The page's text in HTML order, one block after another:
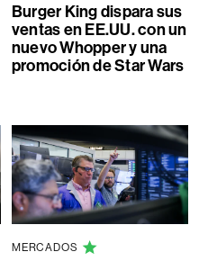
Burger King dispara sus
ventas en EE.UU. con un
nuevo Whopper y una
promoción de Star Wars
MERCADOS